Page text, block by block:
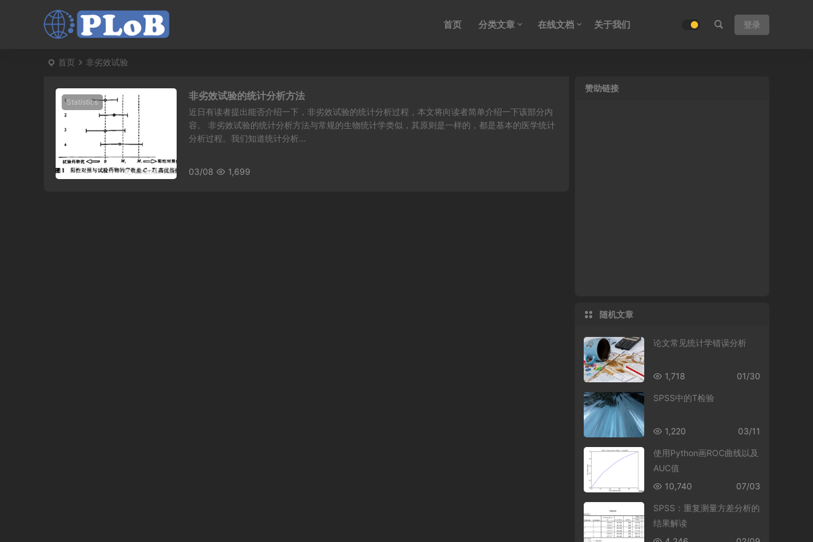
首页 分类文章 在线文档 关于我们 登录
首页 非劣效试验
Statistics
非劣效试验的统计分析方法
近日有读者提出能否介绍一下，非劣效试验的统计分析过程，本文将向读者简单介绍一下该部分内
容。 非劣效试验的统计分析方法与常规的生物统计学类似，其原则是一样的，都是基本的医学统计
分析过程。我们知道统计分析...
03/08 1,699
赞助链接
随机文章
论文常见统计学错误分析
01/30
1,718
SPSS中的T检验
03/11
1,220
使用Python画ROC曲线以及
AUC值
07/03
10,740
SPSS：重复测量方差分析的
结果解读